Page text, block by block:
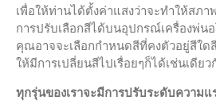
eser
Posi
orem
quia
เพื่อให้ท่านได้ตั้งค่าแสงว่าจะทำให้สภา
การปรับเลือกสีได้บนอุปกรณ์เครื่องพ่นอ
คุณอาจจะเลือกกำหนดสีที่คงตัวอยู่สีใด
ให้มีการเปลี่ยนสีไปเรื่อยๆก็ได้เช่นเดียว
ทุกรุ่นของเราจะมีการปรับระดับความแ